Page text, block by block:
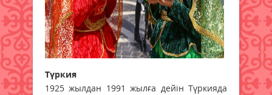
Түркия
1925 жылдан 1991 жылға дейін Түркияда